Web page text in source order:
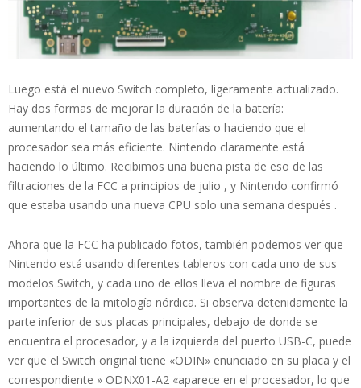
Luego está el nuevo Switch completo, ligeramente actualizado.
Hay dos formas de mejorar la duración de la batería:
aumentando el tamaño de las baterías o haciendo que el
procesador sea más eficiente. Nintendo claramente está
haciendo lo último. Recibimos una buena pista de eso de las
filtraciones de la FCC a principios de julio , y Nintendo confirmó
que estaba usando una nueva CPU solo una semana después .
Ahora que la FCC ha publicado fotos, también podemos ver que
Nintendo está usando diferentes tableros con cada uno de sus
modelos Switch, y cada uno de ellos lleva el nombre de figuras
importantes de la mitología nórdica. Si observa detenidamente la
parte inferior de sus placas principales, debajo de donde se
encuentra el procesador, y a la izquierda del puerto USB-C, puede
ver que el Switch original tiene «ODIN» enunciado en su placa y el
correspondiente » ODNX01-A2 «aparece en el procesador, lo que